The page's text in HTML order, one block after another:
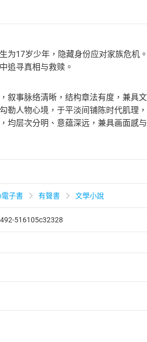
为17岁少年，隐藏身份应对家族危机
追寻真相与救赎。
叙事脉络清晰，结构章法有度，兼具
勒人物心境，于平淡间铺陈时代肌理
均层次分明、意蕴深远，兼具画面感
子書 有聲書 文學小說
516105c32328
通訊交易解除權合理例外情事適用準則